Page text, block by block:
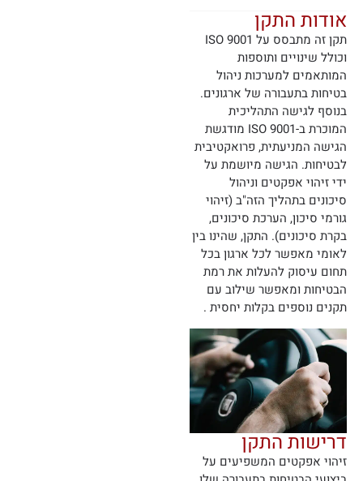
אודות התקן
תקן זה מתבסס על ISO 9001
וכולל שינויים ותוספות
המותאמים למערכות ניהול
בטיחות בתעבורה של ארגונים.
בנוסף לגישה התהליכית
המוכרת ב-ISO 9001 מודגשת
הגישה המניעתית, פרואקטיבית
לבטיחות. הגישה מיושמת על
ידי זיהוי אפקטים וניהול
סיכונים בתהליך הזה"ב (זיהוי
גורמי סיכון, הערכת סיכונים,
בקרת סיכונים). התקן, שהינו בין
לאומי מאפשר לכל ארגון בכל
תחום עיסוק להעלות את רמת
הבטיחות ומאפשר שילוב עם
תקנים נוספים בקלות יחסית .
דרישות התקן
זיהוי אפקטים המשפיעים על